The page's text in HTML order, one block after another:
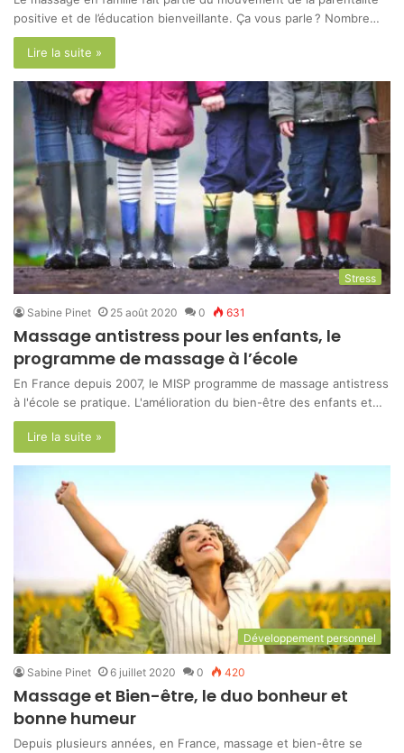
positive et de l’éducation bienveillante. Ça vous parle ? Nombre…
Lire la suite »
Stress
Sabine Pinet 25 août 2020 0 631
Massage antistress pour les enfants, le
programme de massage à l’école
En France depuis 2007, le MISP programme de massage antistress
à l'école se pratique. L'amélioration du bien-être des enfants et…
Lire la suite »
Développement personnel
Sabine Pinet 6 juillet 2020 0 420
Massage et Bien-être, le duo bonheur et
bonne humeur
Depuis plusieurs années, en France, massage et bien-être se